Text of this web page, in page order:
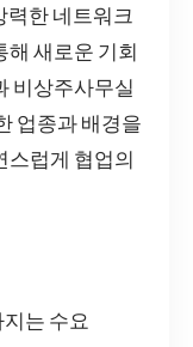
력한 네트워크
해 새로운 기회
비상주사무실
업종과 배경을
스럽게 협업의
는 수요